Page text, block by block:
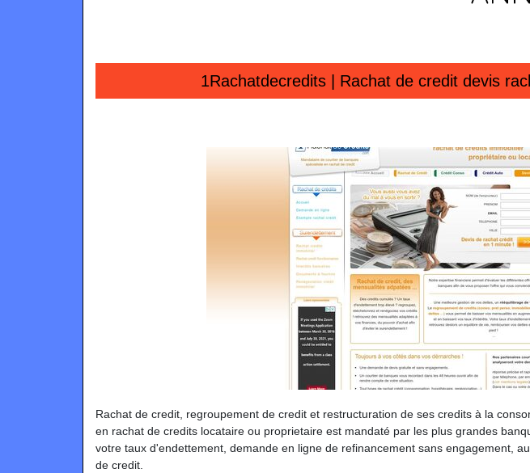
1Rachatdecredits | Rachat de credit devis
Rachat de credit, regroupement de credit et restructuration de ses credits à la
en rachat de credits locataire ou proprietaire est mandaté par les plus grandes
votre taux d'endettement, demande en ligne de refinancement sans engagement,
de credit.